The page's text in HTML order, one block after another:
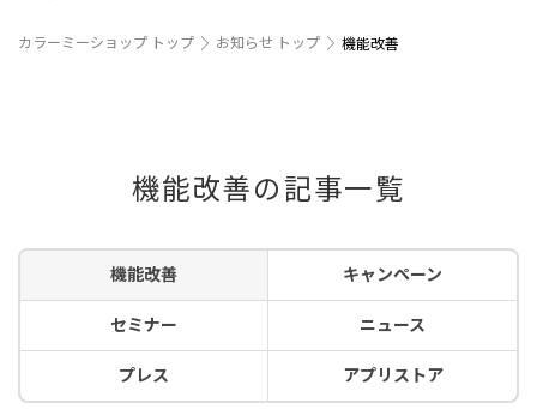
カラーミーショップ トップ お知らせ トップ 機能改善
機能改善の記事一覧
機能改善 キャンペーン
セミナー ニュース
プレス アプリストア